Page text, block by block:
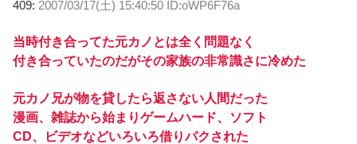
409: 2007/03/17(土) 15:40:50 ID:oWP6F76a
当時付き合ってた元カノとは全く問題なく
付き合っていたのだがその家族の非常識さに冷めた
元カノ兄が物を貸したら返さない人間だった
漫画、雑誌から始まりゲームハード、ソフト
CD、ビデオなどいろいろ借りパクされた